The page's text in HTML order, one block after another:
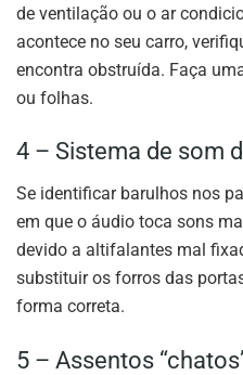
de ventilação ou o ar
acontece no seu carro,
encontra obstruída. Faça
ou folhas.
4 – Sistema de som
Se identificar barulhos nos
em que o áudio toca sons
devido a altifalantes mal
substituir os forros das
forma correta.
5 – Assentos